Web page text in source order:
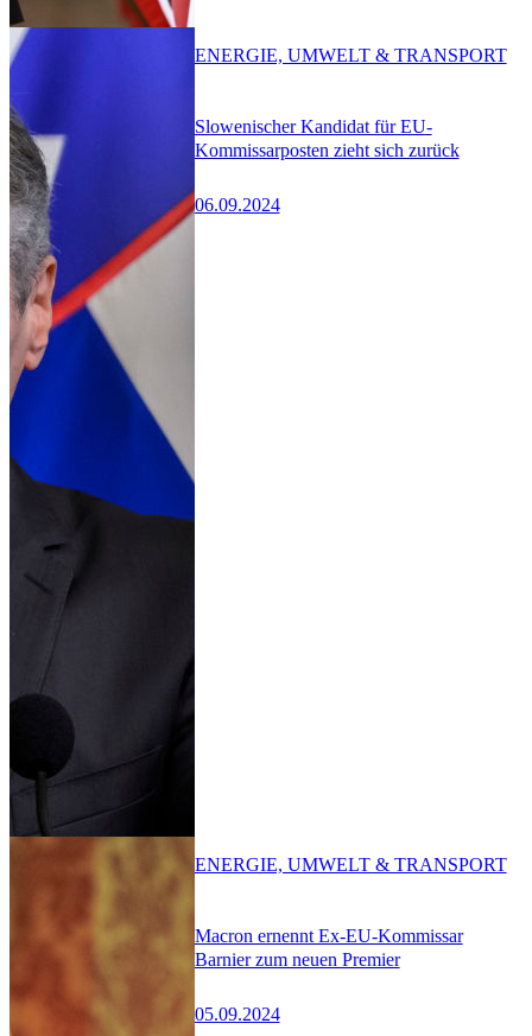
Slowenischer Kandidat für EU-
Kommissarposten zieht sich zurück
06.09.2024
ENERGIE, UMWELT & TRANSPORT
Macron ernennt Ex-EU-Kommissar
Barnier zum neuen Premier
05.09.2024
ENERGIE, UMWELT & TRANSPORT